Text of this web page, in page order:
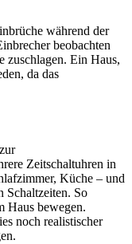
während der
beobachten
zuschlagen. Ein Haus,
da das
Zeitschaltuhren in
Küche – und
Schaltzeiten. So
Haus bewegen.
noch realistischer